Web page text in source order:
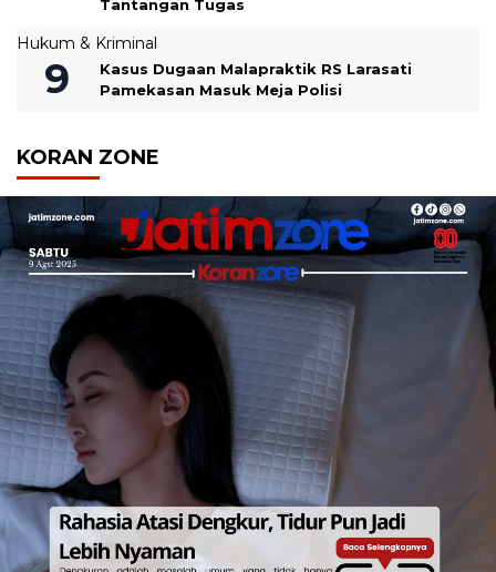
Tantangan Tugas
Hukum & Kriminal
Kasus Dugaan Malapraktik RS Larasati
Pamekasan Masuk Meja Polisi
KORAN ZONE